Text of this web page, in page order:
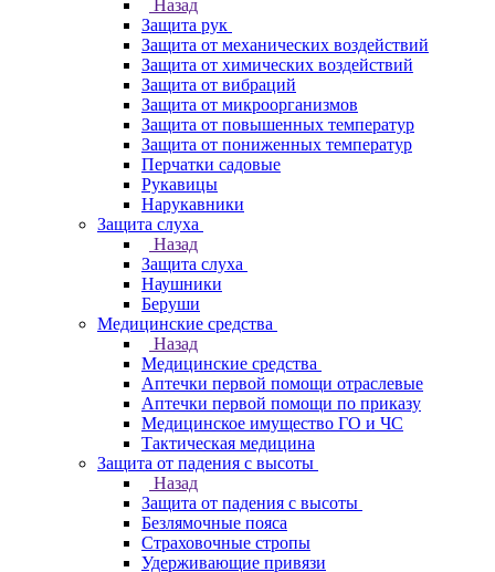
Назад
Защита рук
Защита от механических воздействий
Защита от химических воздействий
Защита от вибраций
Защита от микроорганизмов
Защита от повышенных температур
Защита от пониженных температур
Перчатки садовые
Рукавицы
Нарукавники
Защита слуха
Назад
Защита слуха
Наушники
Беруши
Медицинские средства
Назад
Медицинские средства
Аптечки первой помощи отраслевые
Аптечки первой помощи по приказу
Медицинское имущество ГО и ЧС
Тактическая медицина
Защита от падения с высоты
Назад
Защита от падения с высоты
Безлямочные пояса
Страховочные стропы
Удерживающие привязи